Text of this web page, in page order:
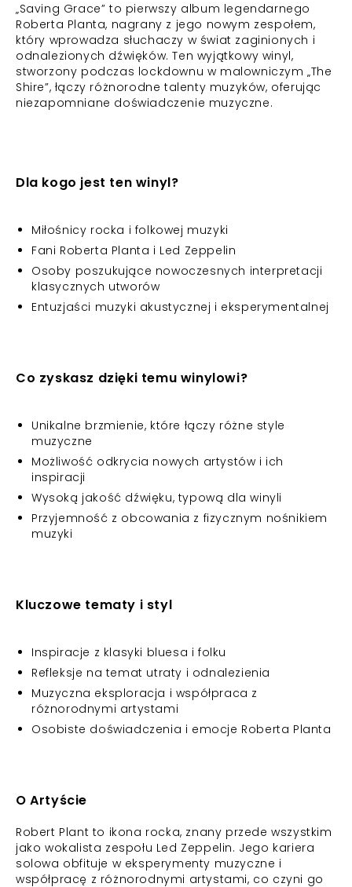
„Saving Grace” to pierwszy album legendarnego
Roberta Planta, nagrany z jego nowym zespołem,
który wprowadza słuchaczy w świat zaginionych i
odnalezionych dźwięków. Ten wyjątkowy winyl,
stworzony podczas lockdownu w malowniczym „The
Shire”, łączy różnorodne talenty muzyków, oferując
niezapomniane doświadczenie muzyczne.
Dla kogo jest ten winyl?
Miłośnicy rocka i folkowej muzyki
Fani Roberta Planta i Led Zeppelin
Osoby poszukujące nowoczesnych interpretacji
klasycznych utworów
Entuzjaści muzyki akustycznej i eksperymentalnej
Co zyskasz dzięki temu winylowi?
Unikalne brzmienie, które łączy różne style
muzyczne
Możliwość odkrycia nowych artystów i ich
inspiracji
Wysoką jakość dźwięku, typową dla winyli
Przyjemność z obcowania z fizycznym nośnikiem
muzyki
Kluczowe tematy i styl
Inspiracje z klasyki bluesa i folku
Refleksje na temat utraty i odnalezienia
Muzyczna eksploracja i współpraca z
różnorodnymi artystami
Osobiste doświadczenia i emocje Roberta Planta
O Artyście
Robert Plant to ikona rocka, znany przede wszystkim
jako wokalista zespołu Led Zeppelin. Jego kariera
solowa obfituje w eksperymenty muzyczne i
współpracę z różnorodnymi artystami, co czyni go